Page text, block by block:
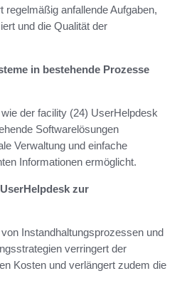
regelmäßig anfallende Aufgaben,
und die Qualität der
in bestehende Prozesse
der facility (24) UserHelpdesk
Softwarelösungen
Verwaltung und einfache
Informationen ermöglicht.
zur
Instandhaltungsprozessen und
verringert der
Kosten und verlängert zudem die